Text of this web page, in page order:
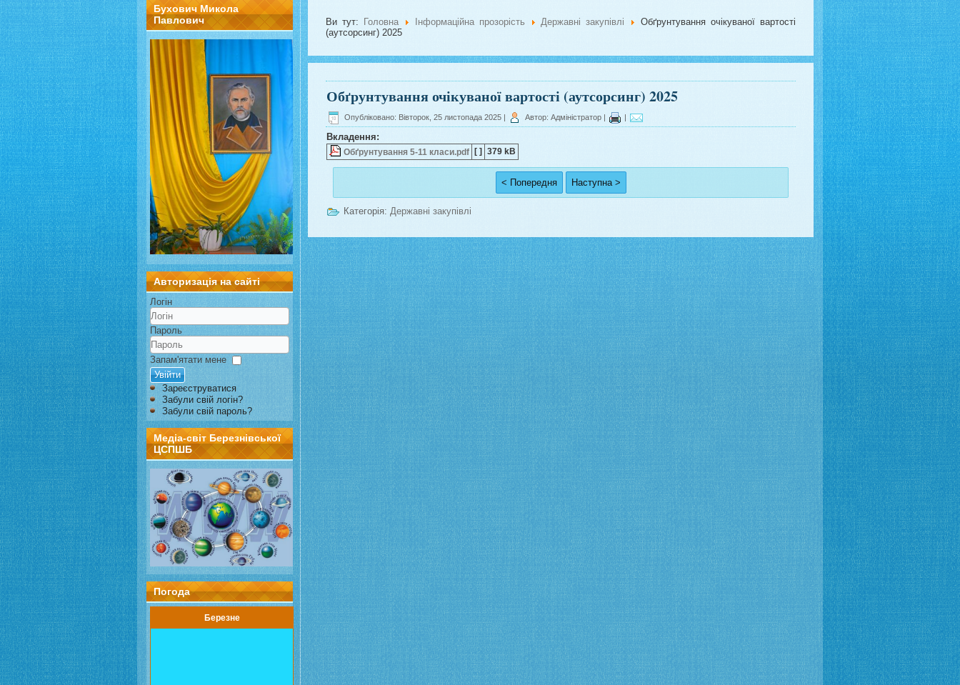
Бухович Микола
Павлович
Авторизація на сайті
Логін
Пароль
Запам'ятати мене
Увійти
Зареєструватися
Забули свій логін?
Забули свій пароль?
Медіа-світ Березнівської
ЦСПШБ
Погода
Березне
Ви тут: Головна Інформаційна прозорість Державні закупівлі
Обґрунтування очікуваної вартості
(аутсорсинг) 2025
Обґрунтування очікуваної вартості (аутсорсинг) 2025
Опубліковано: Вівторок, 25 листопада 2025 | Автор: Адміністратор | |
Вкладення:
Обґрунтування 5-11 класи.pdf [ ] 379 kB
< Попередня Наступна >
Категорія: Державні закупівлі